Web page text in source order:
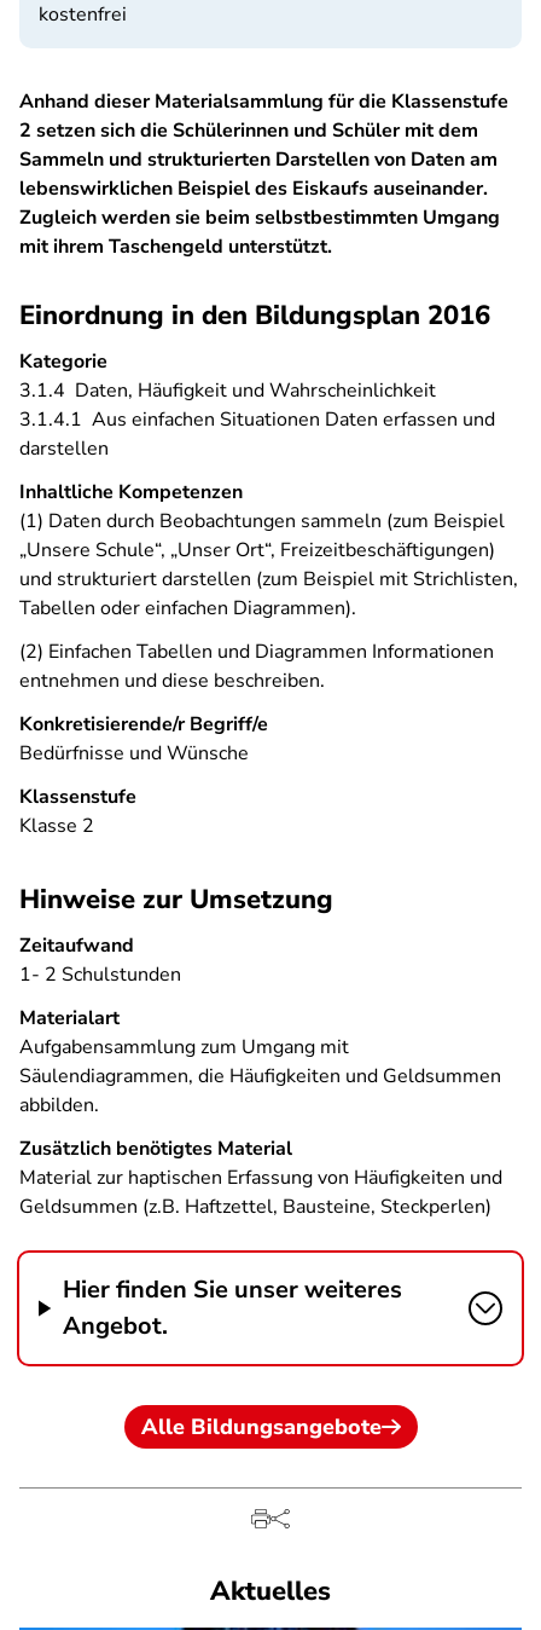
kostenfrei
Anhand dieser Materialsammlung für die Klassenstufe
2 setzen sich die Schülerinnen und Schüler mit dem
Sammeln und strukturierten Darstellen von Daten am
lebenswirklichen Beispiel des Eiskaufs auseinander.
Zugleich werden sie beim selbstbestimmten Umgang
mit ihrem Taschengeld unterstützt.
Einordnung in den Bildungsplan 2016
Kategorie
3.1.4 Daten, Häufigkeit und Wahrscheinlichkeit
3.1.4.1 Aus einfachen Situationen Daten erfassen und
darstellen
Inhaltliche Kompetenzen
(1) Daten durch Beobachtungen sammeln (zum Beispiel
„Unsere Schule“, „Unser Ort“, Freizeitbeschäftigungen)
und strukturiert darstellen (zum Beispiel mit Strichlisten,
Tabellen oder einfachen Diagrammen).
(2) Einfachen Tabellen und Diagrammen Informationen
entnehmen und diese beschreiben.
Konkretisierende/r Begriff/e
Bedürfnisse und Wünsche
Klassenstufe
Klasse 2
Hinweise zur Umsetzung
Zeitaufwand
1- 2 Schulstunden
Materialart
Aufgabensammlung zum Umgang mit
Säulendiagrammen, die Häufigkeiten und Geldsummen
abbilden.
Zusätzlich benötigtes Material
Material zur haptischen Erfassung von Häufigkeiten und
Geldsummen (z.B. Haftzettel, Bausteine, Steckperlen)
Hier finden Sie unser weiteres
Angebot.
Alle Bildungsangebote
Aktuelles